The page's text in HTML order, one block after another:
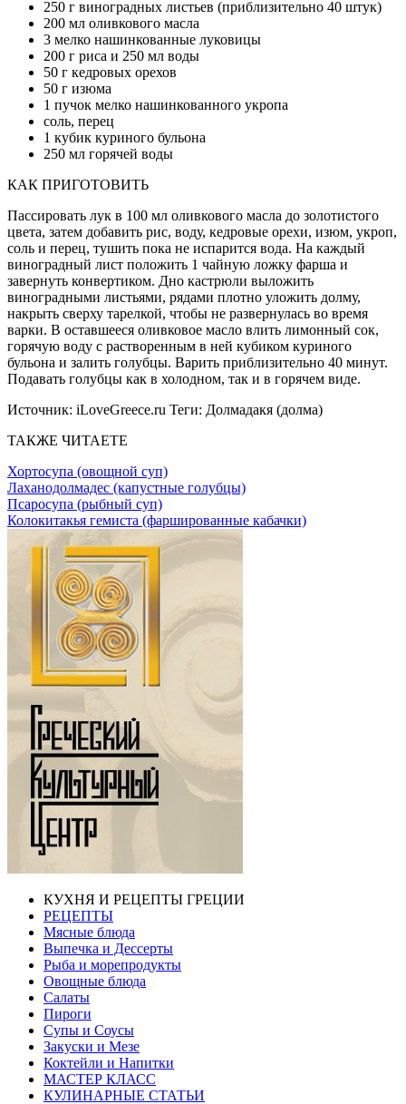
250 г виноградных листьев (приблизительно 40 штук)
200 мл оливкового масла
3 мелко нашинкованные луковицы
200 г риса и 250 мл воды
50 г кедровых орехов
50 г изюма
1 пучок мелко нашинкованного укропа
соль, перец
1 кубик куриного бульона
250 мл горячей воды
КАК ПРИГОТОВИТЬ
Пассировать лук в 100 мл оливкового масла до золотистого
цвета, затем добавить рис, воду, кедровые орехи, изюм, укроп,
соль и перец, тушить пока не испарится вода. На каждый
виноградный лист положить 1 чайную ложку фарша и
завернуть конвертиком. Дно кастрюли выложить
виноградными листьями, рядами плотно уложить долму,
накрыть сверху тарелкой, чтобы не развернулась во время
варки. В оставшееся оливковое масло влить лимонный сок,
горячую воду с растворенным в ней кубиком куриного
бульона и залить голубцы. Варить приблизительно 40 минут.
Подавать голубцы как в холодном, так и в горячем виде.
Источник: iLoveGreece.ru Теги: Долмадакя (долма)
ТАКЖЕ ЧИТАЕТЕ
Хортосупа (овощной суп)
Лаханодолмадес (капустные голубцы)
Псаросупа (рыбный суп)
Колокитакья гемиста (фаршированные кабачки)
КУХНЯ И РЕЦЕПТЫ ГРЕЦИИ
РЕЦЕПТЫ
Мясные блюда
Выпечка и Дессерты
Рыба и морепродукты
Овощные блюда
Салаты
Пироги
Супы и Соусы
Закуски и Мезе
Коктейли и Напитки
МАСТЕР КЛАСС
КУЛИНАРНЫЕ СТАТЬИ